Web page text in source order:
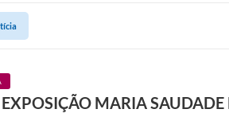
MARIA SAUDADE